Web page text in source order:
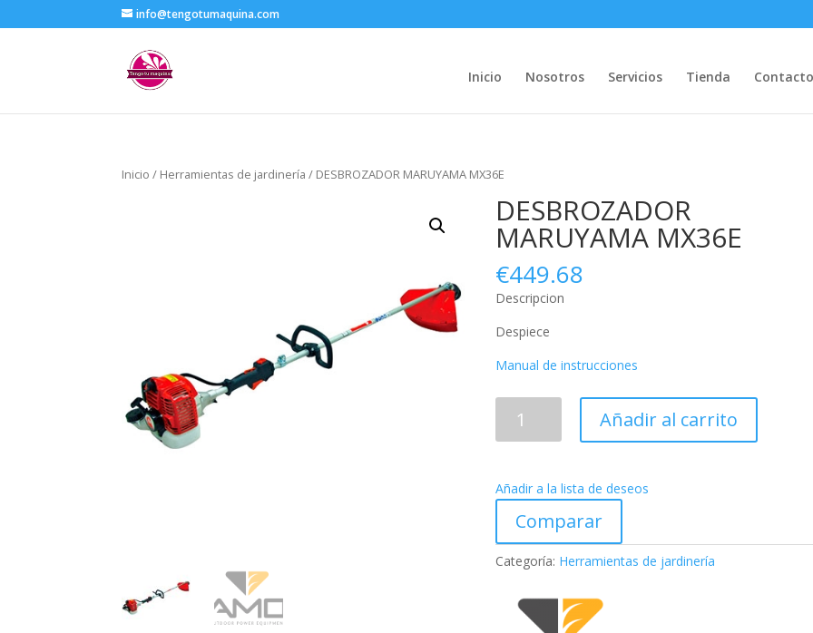
info@tengotumaquina.com
Inicio Nosotros Servicios Tienda Contacto
Inicio / Herramientas de jardinería / DESBROZADOR MARUYAMA MX36E
DESBROZADOR
MARUYAMA MX36E
€449.68
Descripcion
Despiece
Manual de instrucciones
MARUYAMA
Añadir al carrito
Añadir a la lista de deseos
Comparar
Categoría: Herramientas de jardinería